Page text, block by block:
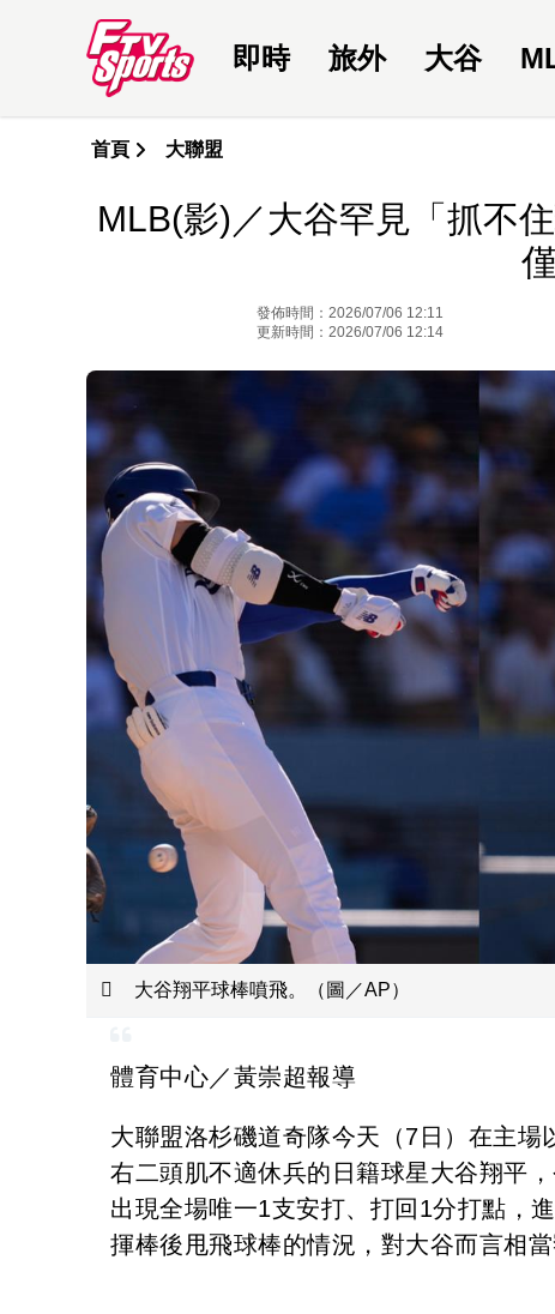
即時 旅外 大谷
首頁 大聯盟
MLB(影)／大谷罕見「抓不
發佈時間：2026/07/06 12:11
更新時間：2026/07/06 12:14
大谷翔平球棒噴飛。（圖／AP）
體育中心／黃崇超報導
大聯盟洛杉磯道奇隊今天（7日）在主
右二頭肌不適休兵的日籍球星大谷翔平
出現全場唯一1支安打、打回1分打點，
揮棒後甩飛球棒的情況，對大谷而言相當